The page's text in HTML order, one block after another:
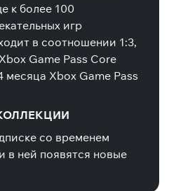
к более 100
игр
в соотношении 1:3,
Game Pass Core
месяца Xbox Game Pass
со временем
в ней появятся новые